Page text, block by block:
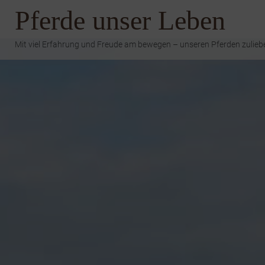
Inhalt
springen
Pferde unser Leben
Mit viel Erfahrung und Freude am bewegen – unseren Pferden